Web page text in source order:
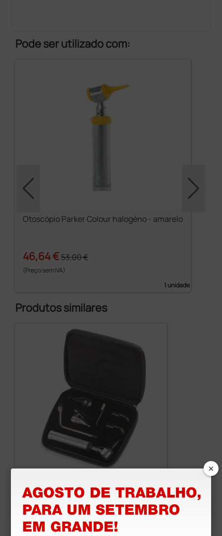
Pode ser utilizado com:
Otoscópio Parker Colour halogéno - amarelo
46,64 €53,00 €
(Preço sem IVA)
1 unidade
Produtos similares
124,00 €
(Preço sem IVA)
×